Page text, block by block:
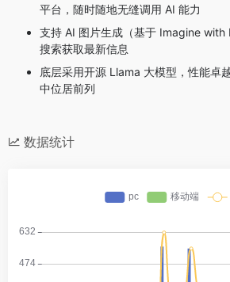
平台，随时随地无缝调用 AI 能力
支持 AI 图片生成（基于 Imagine with
搜索获取最新信息
底层采用开源 Llama 大模型，性能卓
中位居前列
数据统计